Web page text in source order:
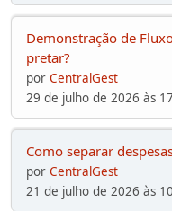
Demonstração de
pretar?
por CentralGest
29 de julho de 2026 às
Como separar
por CentralGest
21 de julho de 2026 às